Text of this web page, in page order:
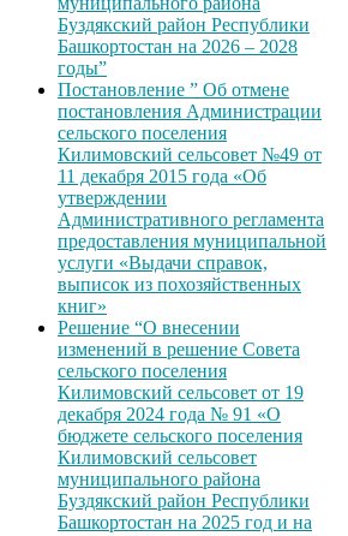
Буздякский район Республики
Башкортостан на 2026 – 2028
годы”
Постановление ” Об отмене
постановления Администрации
сельского поселения
Килимовский сельсовет №49 от
11 декабря 2015 года «Об
утверждении
Административного регламента
предоставления муниципальной
услуги «Выдачи справок,
выписок из похозяйственных
книг»
Решение “О внесении
изменений в решение Совета
сельского поселения
Килимовский сельсовет от 19
декабря 2024 года № 91 «О
бюджете сельского поселения
Килимовский сельсовет
муниципального района
Буздякский район Республики
Башкортостан на 2025 год и на